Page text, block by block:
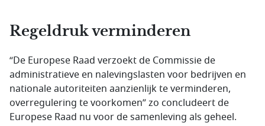
Regeldruk verminderen
“De Europese Raad verzoekt de Commissie de
administratieve en nalevingslasten voor bedrijven en
nationale autoriteiten aanzienlijk te verminderen,
overregulering te voorkomen” zo concludeert de
Europese Raad nu voor de samenleving als geheel.